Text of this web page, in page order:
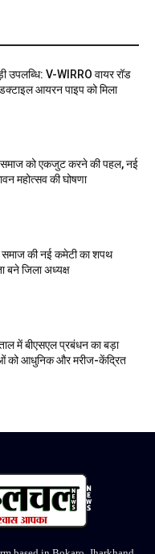
उपलब्धि: V-WIRRO वायर रॉड
आयरन पाइप को मिला
समाज को एकजुट करने की पहल, नई
महोत्सव की घोषणा
समाज की नई कमेटी का शपथ
बने जिला अध्यक्ष
में बीएसएल प्रबंधन का बड़ा
को आधुनिक और मरीज-केंद्रित